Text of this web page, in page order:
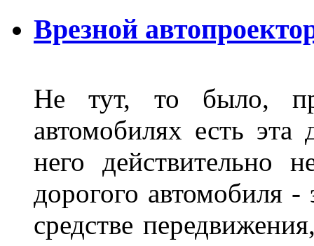
Врезной
Не тут, то было,
автомобилях есть
него действительно
дорогого автомобиля
средстве